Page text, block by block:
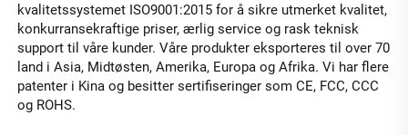
kvalitetssystemet ISO9001:2015 for å sikre utmerket kvalitet,
konkurransekraftige priser, ærlig service og rask teknisk
support til våre kunder. Våre produkter eksporteres til over 70
land i Asia, Midtøsten, Amerika, Europa og Afrika. Vi har flere
patenter i Kina og besitter sertifiseringer som CE, FCC, CCC
og ROHS.